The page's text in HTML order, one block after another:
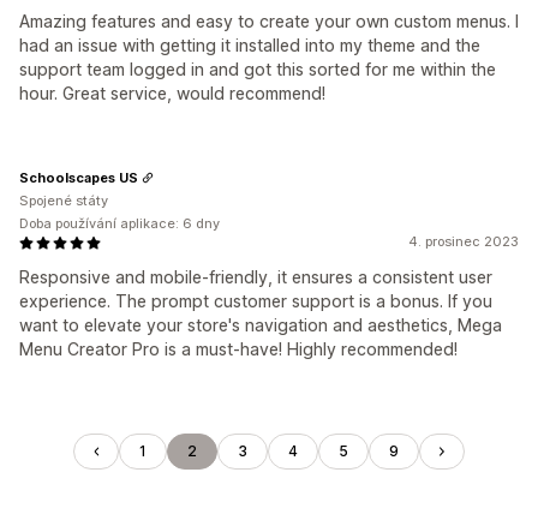
Amazing features and easy to create your own custom menus. I
had an issue with getting it installed into my theme and the
support team logged in and got this sorted for me within the
hour. Great service, would recommend!
4. prosinec 2023
Responsive and mobile-friendly, it ensures a consistent user
experience. The prompt customer support is a bonus. If you
want to elevate your store's navigation and aesthetics, Mega
Menu Creator Pro is a must-have! Highly recommended!
Schoolscapes US
Spojené státy
Doba používání aplikace: 6 dny
1 2 3 4 5 9